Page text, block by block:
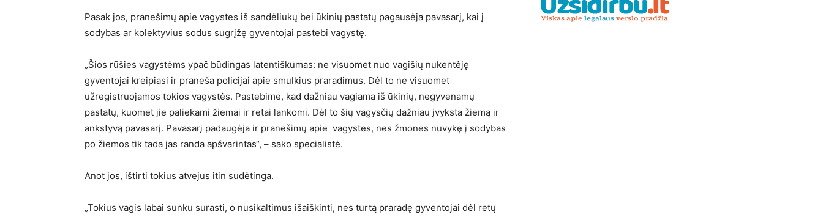
Pasak jos, pranešimų apie vagystes iš sandėliukų bei ūkinių pastatų pagausėja pavasarį, kai į
sodybas ar kolektyvius sodus sugrįžę gyventojai pastebi vagystę.
„Šios rūšies vagystėms ypač būdingas latentiškumas: ne visuomet nuo vagišių nukentėję
gyventojai kreipiasi ir praneša policijai apie smulkius praradimus. Dėl to ne visuomet
užregistruojamos tokios vagystės. Pastebime, kad dažniau vagiama iš ūkinių, negyvenamų
pastatų, kuomet jie paliekami žiemai ir retai lankomi. Dėl to šių vagysčių dažniau įvyksta žiemą ir
ankstyvą pavasarį. Pavasarį padaugėja ir pranešimų apie vagystes, nes žmonės nuvykę į sodybas
po žiemos tik tada jas randa apšvarintas“, – sako specialistė.
Anot jos, ištirti tokius atvejus itin sudėtinga.
„Tokius vagis labai sunku surasti, o nusikaltimus išaiškinti, nes turtą praradę gyventojai dėl retų